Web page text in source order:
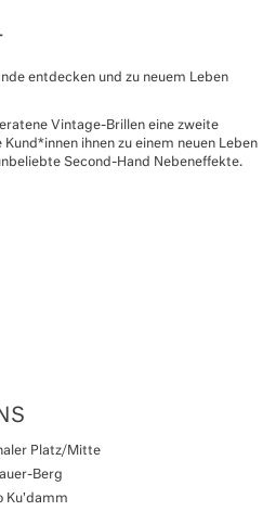
entdecken und zu neuem Leben
Vintage-Brillen eine zweite
ihnen zu einem neuen Leben
Second-Hand Nebeneffekte.
Platz/Mitte
Berg
Ku'damm